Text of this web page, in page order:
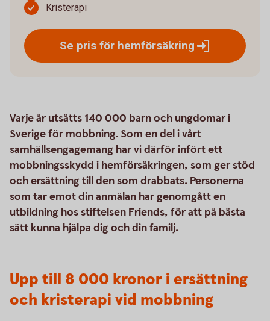
Kristerapi
Se pris för hemförsäkring
Varje år utsätts 140 000 barn och ungdomar i
Sverige för mobbning. Som en del i vårt
samhällsengagemang har vi därför infört ett
mobbningsskydd i hemförsäkringen, som ger stöd
och ersättning till den som drabbats. Personerna
som tar emot din anmälan har genomgått en
utbildning hos stiftelsen Friends, för att på bästa
sätt kunna hjälpa dig och din familj.
Upp till 8 000 kronor i ersättning
och kristerapi vid mobbning